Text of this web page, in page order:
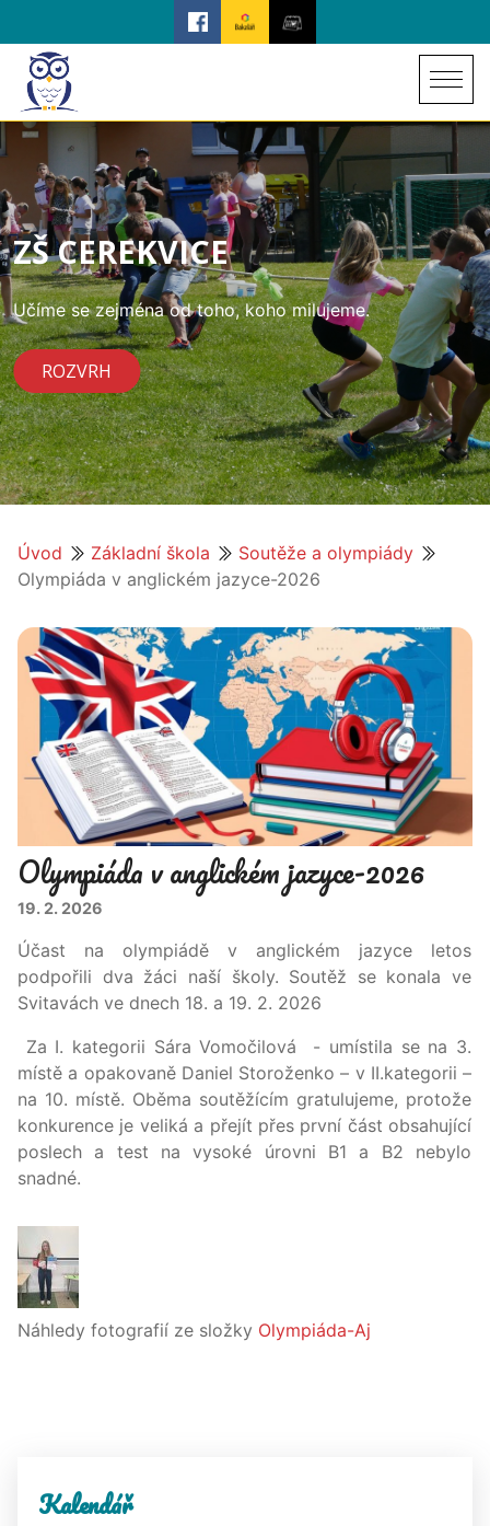
ZŠ CEREKVICE
Učíme se zejména od toho, koho milujeme.
ROZVRH
Úvod Základní škola
Soutěže a olympiády
Olympiáda v anglickém jazyce-2026
Olympiáda v anglickém jazyce-2026
19. 2. 2026
Účast na olympiádě v anglickém jazyce letos
podpořili dva žáci naší školy. Soutěž se konala ve
Svitavách ve dnech 18. a 19. 2. 2026
Za I. kategorii Sára Vomočilová - umístila se na 3.
místě a opakovaně Daniel Storoženko – v II.kategorii –
na 10. místě. Oběma soutěžícím gratulujeme, protože
konkurence je veliká a přejít přes první část obsahující
poslech a test na vysoké úrovni B1 a B2 nebylo
snadné.
Náhledy fotografií ze složky Olympiáda-Aj
Kalendář